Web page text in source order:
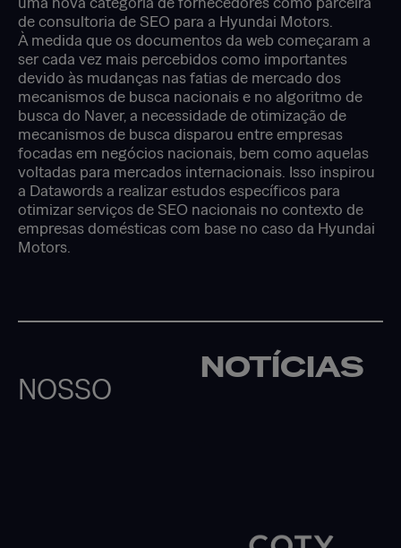
de consultoria de SEO para a Hyundai Motors.
À medida que os documentos da web começaram a
ser cada vez mais percebidos como importantes
devido às mudanças nas fatias de mercado dos
mecanismos de busca nacionais e no algoritmo de
busca do Naver, a necessidade de otimização de
mecanismos de busca disparou entre empresas
focadas em negócios nacionais, bem como aquelas
voltadas para mercados internacionais. Isso inspirou
a Datawords a realizar estudos específicos para
otimizar serviços de SEO nacionais no contexto de
empresas domésticas com base no caso da Hyundai
Motors.
NOSSO
NOTÍCIAS